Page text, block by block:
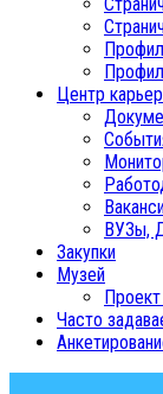
Центр
ВУЗы,
Закупки
Музей
Часто